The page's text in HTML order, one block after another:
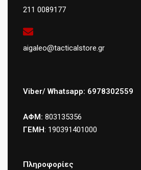
211 0089177
aigaleo@tacticalstore.gr
Viber/ Whatsapp: 6978302559
ΑΦΜ: 803135356
ΓΕΜΗ: 190391401000
Πληροφορίες